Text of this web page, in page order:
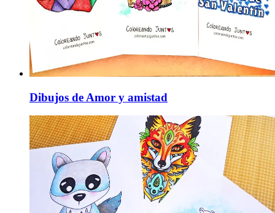
Dibujos de Amor y amistad